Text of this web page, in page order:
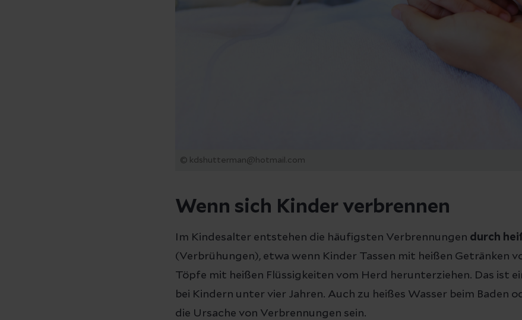
© kdshutterman@hotmail.com
Wenn sich Kinder verbrennen
Im Kindesalter entstehen die häufigsten Verbrennungen durch
(Verbrühungen), etwa wenn Kinder Tassen mit heißen Getränken
Töpfe mit heißen Flüssigkeiten vom Herd herunterziehen. Das ist
bei Kindern unter vier Jahren. Auch zu heißes Wasser beim Baden
die Ursache von Verbrennungen sein.